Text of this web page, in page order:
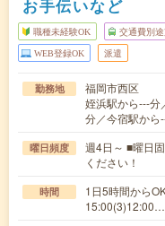
お手伝いなど
職種未経験OK 交通費別途
WEB登録OK 派遣
勤務地
福岡市西区
姪浜駅から---分
分／今宿駅から
曜日頻度
週4日～ ■曜日
ください！
時間
1日5時間から
15:00(3)12:00…